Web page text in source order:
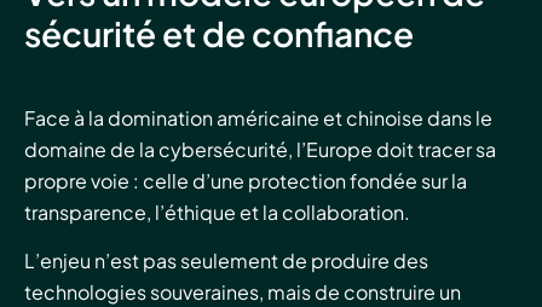
sécurité et de confiance
Face à la domination américaine et chinoise dans le
domaine de la cybersécurité, l’Europe doit tracer sa
propre voie : celle d’une protection fondée sur la
transparence, l’éthique et la collaboration.
L’enjeu n’est pas seulement de produire des
technologies souveraines, mais de construire un